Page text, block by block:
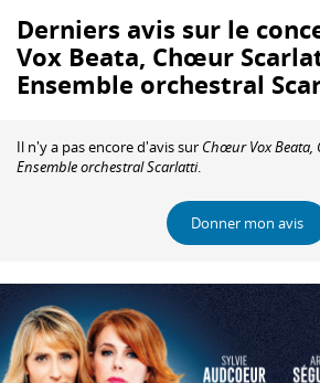
Derniers avis sur le
Vox Beata, Chœur
Ensemble orchestral
Il n'y a pas encore d'avis sur Chœur Vox
Ensemble orchestral Scarlatti.
Donner mon avis